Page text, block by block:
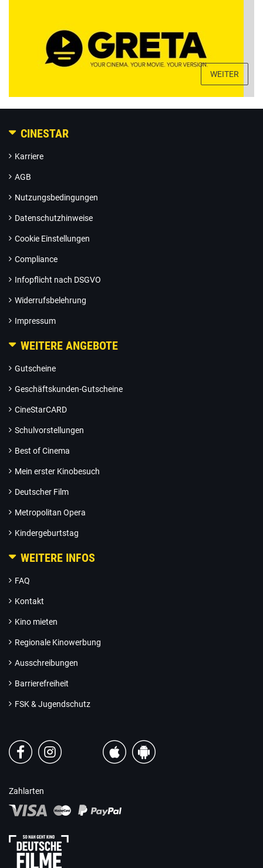
WEITER
CINESTAR
Karriere
AGB
Nutzungsbedingungen
Datenschutzhinweise
Cookie Einstellungen
Compliance
Infopflicht nach DSGVO
Widerrufsbelehrung
Impressum
WEITERE ANGEBOTE
Gutscheine
Geschäftskunden-Gutscheine
CineStarCARD
Schulvorstellungen
Best of Cinema
Mein erster Kinobesuch
Deutscher Film
Metropolitan Opera
Kindergeburtstag
WEITERE INFOS
FAQ
Kontakt
Kino mieten
Regionale Kinowerbung
Ausschreibungen
Barrierefreiheit
FSK & Jugendschutz
Zahlarten